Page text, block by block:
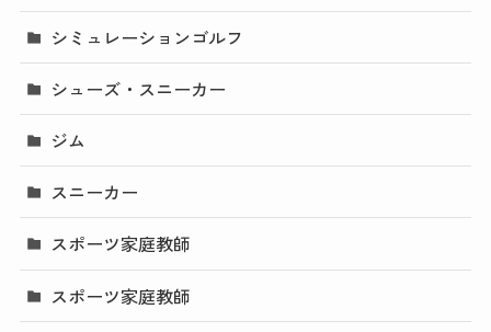
シミュレーションゴルフ
シューズ・スニーカー
ジム
スニーカー
スポーツ家庭教師
スポーツ家庭教師